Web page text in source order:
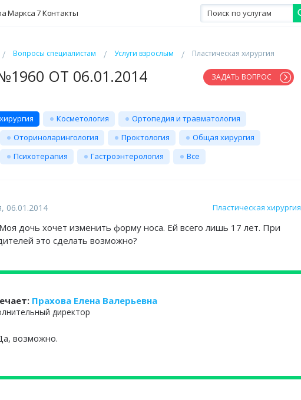
Маркса 7Контакты
Вопросы специалистам Услуги взрослым Пластическая хирургия
ОТ 06.01.2014 ЗАДАТЬ ВОПРОС
Косметология
Ортопедия и травматология
Оториноларингология Проктология
Общая хирургия
Психотерапия Гастроэнтерология Все
06.01.2014 Пластическая хирургия
дочь хочет изменить форму носа. Ей всего лишь 17 лет. При
это сделать возможно?
Прахова Елена Валерьевна
директор
возможно.